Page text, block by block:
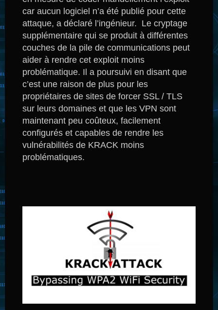
car aucun logiciel n’a été publié pour cette
attaque, a déclaré l’ingénieur. Le cryptage
supplémentaire qui se produit à différentes
couches de la pile de communications peut
aider à rendre cet exploit moins
problématique. Il a poursuivi en disant que
c’est une raison de plus pour les
propriétaires de sites de forcer SSL / TLS
sur leurs domaines et que les VPN sont
maintenant peu coûteux, facilement
configurés et capables de rendre les
vulnérabilités de KRACK moins
problématiques.